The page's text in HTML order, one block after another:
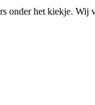
onder het kiekje.